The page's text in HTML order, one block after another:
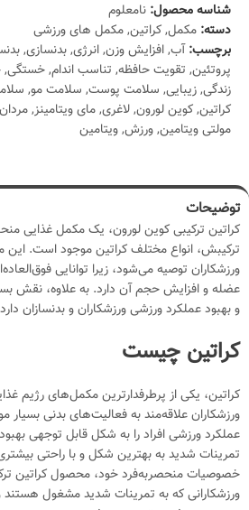
شناسه محصول: نامعلوم
دسته: مکمل,کراتین,مکمل های ورزشی
برچسب: آب,افزایش وزن,انرژی,بدنسازی,
پروتئین, تقویت حافظه, تناسب اندام,خستگی,
زندگی,زیبایی, سلامت پوست, سلامت مو,
کراتین,کوین لورون,لاغری,مای ویتامینز,مردان
مولتی ویتامین,ورزش,ویتامین
توضیحات
کراتین ترکیبی کوین لورون، یک مکمل غذایی
ترکیبش، انواع مختلف کراتین موجود است. این
ورزشکاران توصیه می‌شود، زیرا توانایی
عضله و افزایش حجم آن دارد. به علاوه، نقش
و بهبود عملکرد ورزشی ورزشکاران و بدنسازان
کراتین چیست
کراتین، یکی از پرطرفدارترین مکمل‌های رژیم
ورزشکاران علاقه‌مند به فعالیت‌های بدنی بسیار
عملکرد ورزشی افراد را به شکل قابل توجهی
تمرینات شدید به بهترین شکل و با راحتی
خصوصیات منحصربه‌فرد خود، محصول کراتین
ورزشکارانی که به تمرینات شدید مشغول هستند